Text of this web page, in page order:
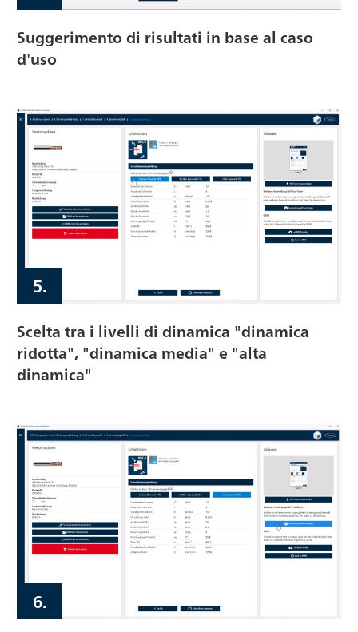
Suggerimento di risultati in base al caso
d'uso
5.
Scelta tra i livelli di dinamica "dinamica
ridotta", "dinamica media" e "alta
dinamica"
6.